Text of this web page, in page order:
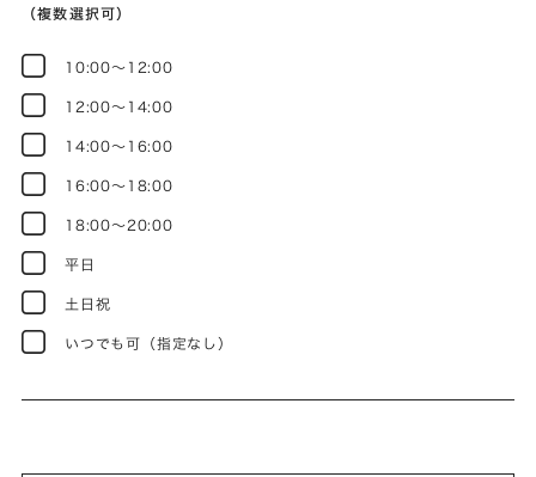
（複数選択可）
10:00～12:00
12:00～14:00
14:00～16:00
16:00～18:00
18:00～20:00
平日
土日祝
いつでも可（指定なし）